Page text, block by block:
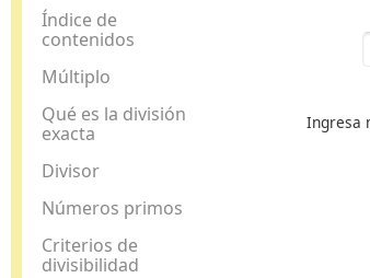
Índice de
contenidos
Múltiplo
Qué es la división
exacta
Divisor
Números primos
Criterios de
divisibilidad
Ingresa